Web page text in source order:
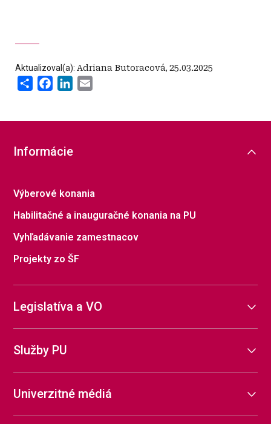
Aktualizoval(a): Adriana Butoracová, 25.03.2025
Share FacebookLinkedIn
Informácie
Výberové konania
Habilitačné a inauguračné konania na PU
Vyhľadávanie zamestnacov
Projekty zo ŠF
Legislatíva a VO
Služby PU
Univerzitné médiá